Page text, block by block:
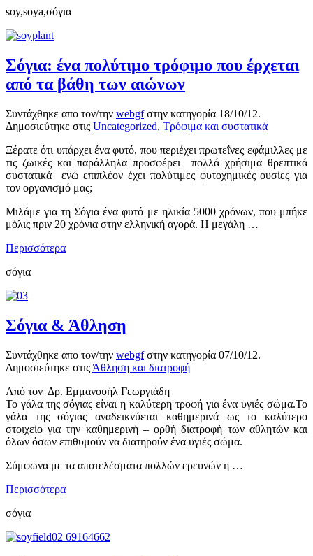
soy,soya,σόγια
Σόγια: ένα πολύτιμο τρόφιμο που έρχεται
από τα βάθη των αιώνων
Συντάχθηκε απο τον/την webgfστην κατηγορία 18/10/12.
Δημοσιεύτηκε στις Uncategorized, Τρόφιμα και συστατικά
Ξέρατε ότι υπάρχει ένα φυτό, που περιέχει πρωτεΐνες εφάμιλλες με
τις ζωικές και παράλληλα προσφέρει πολλά χρήσιμα θρεπτικά
συστατικά ενώ επιπλέον έχει πολύτιμες φυτοχημικές ουσίες για
τον οργανισμό μας;
Μιλάμε για τη Σόγια ένα φυτό με ηλικία 5000 χρόνων, που μπήκε
μόλις πριν 20 χρόνια στην ελληνική αγορά. Η μεγάλη …
Περισσότερα
σόγια
Σόγια & Άθληση
Συντάχθηκε απο τον/την webgfστην κατηγορία 07/10/12.
Δημοσιεύτηκε στις Άθληση και διατροφή
Από τον Δρ. Εμμανουήλ Γεωργιάδη
Το γάλα της σόγιας είναι η καλύτερη τροφή για ένα υγιές σώμα.Το
γάλα της σόγιας αναδεικνύεται καθημερινά ως το καλύτερο
στοιχείο για την καθημερινή – ορθή διατροφή των αθλητών και
όλων όσων επιθυμούν να διατηρούν ένα υγιές σώμα.
Σύμφωνα με τα αποτελέσματα πολλών ερευνών η …
Περισσότερα
σόγια